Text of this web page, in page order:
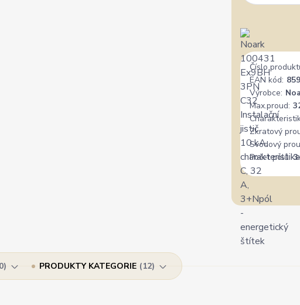
Číslo
EAN kód:
Výrobce:
Max.proud:
Zkratový
Svodový
Počet pólů:
0 PRODUKTY KATEGORIE 12